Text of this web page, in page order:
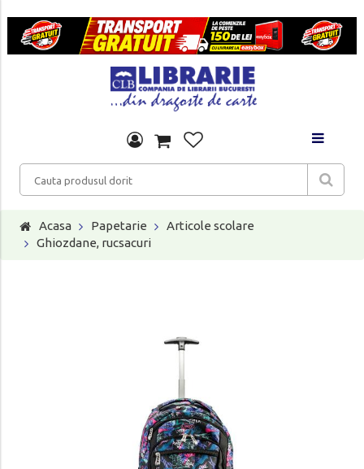
Acasa Papetarie
Articole scolare
Ghiozdane, rucsacuri